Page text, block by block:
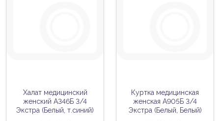
Халат медицинский
женский A346Б 3/4
Экстра (Белый, т.синий)
Куртка медицинская
женская A905Б 3/4
Экстра (Белый, Белый)